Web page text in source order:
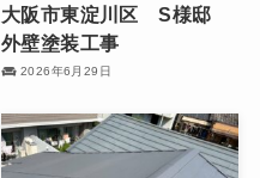
大阪市東淀川区 S様邸
外壁塗装工事
2026年6月29日